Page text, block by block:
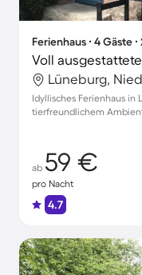
Ferienhaus ∙ 4 Gäste
Lüneburg,
Idyllisches Ferienhaus in
tierfreundlichem
ab 59 €
pro Nacht
4.7